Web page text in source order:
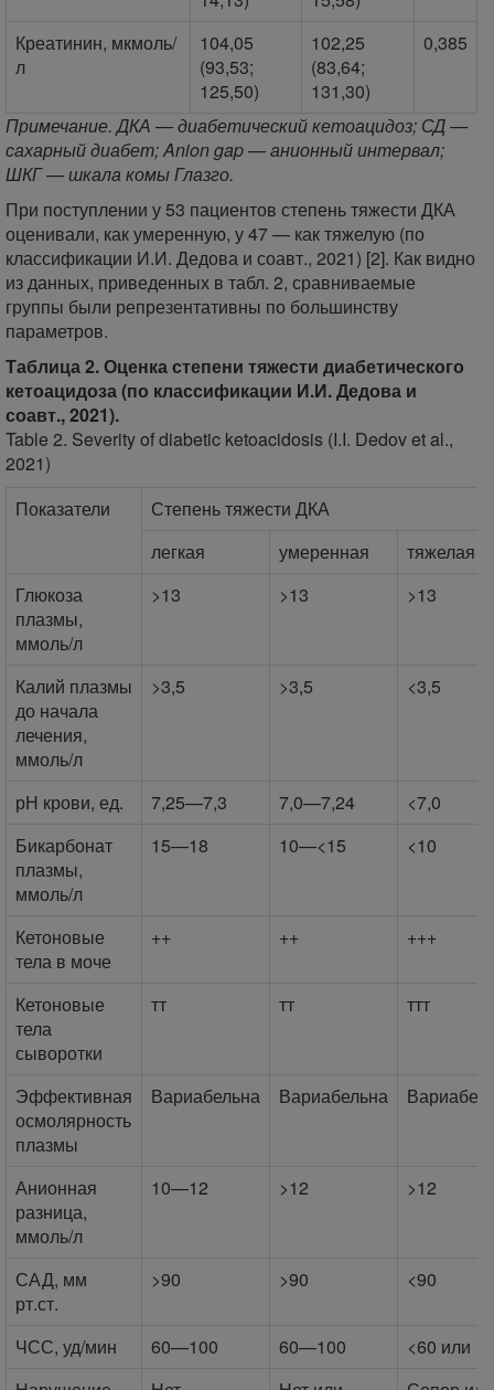
Креатинин, мкмоль/
л
104,05
(93,53;
125,50)
102,25
(83,64;
131,30)
0,385
Примечание. ДКА — диабетический кетоацидоз; СД —
сахарный диабет; Anion gap — анионный интервал;
ШКГ — шкала комы Глазго.
При поступлении у 53 пациентов степень тяжести ДКА
оценивали, как умеренную, у 47 — как тяжелую (по
классификации И.И. Дедова и соавт., 2021) [2]. Как видно
из данных, приведенных в табл. 2, сравниваемые
группы были репрезентативны по большинству
параметров.
Таблица 2. Оценка степени тяжести диабетического
кетоацидоза (по классификации И.И. Дедова и
соавт., 2021).
Table 2. Severity of diabetic ketoacidosis (I.I. Dedov et al.,
2021)
Показатели
Степень тяжести ДКА
легкая
умеренная
тяжелая
Глюкоза
плазмы,
ммоль/л
>13 >13 >13
Калий плазмы
до начала
лечения,
ммоль/л
>3,5 >3,5 <3,5
рН крови, ед. 7,25—7,3 7,0—7,24
<7,0
Бикарбонат
плазмы,
ммоль/л
15—18 10—<15 <10
Кетоновые
тела в моче
++ ++ +++
Кетоновые
тела
сыворотки
тт тт ттт
Эффективная
осмолярность
плазмы
Вариабельна Вариабельна
Анионная
разница,
ммоль/л
10—12 >12 >12
САД, мм
рт.ст.
>90 >90 <90
ЧСС, уд/мин 60—100 60—100
<60 или